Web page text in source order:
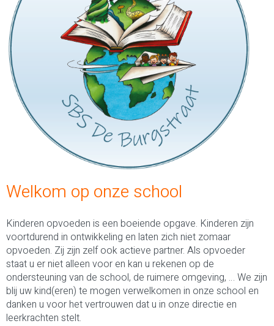
Welkom op onze school
Kinderen opvoeden is een boeiende opgave. Kinderen zijn
voortdurend in ontwikkeling en laten zich niet zomaar
opvoeden. Zij zijn zelf ook actieve partner. Als opvoeder
staat u er niet alleen voor en kan u rekenen op de
ondersteuning van de school, de ruimere omgeving, … We zijn
blij uw kind(eren) te mogen verwelkomen in onze school en
danken u voor het vertrouwen dat u in onze directie en
leerkrachten stelt.